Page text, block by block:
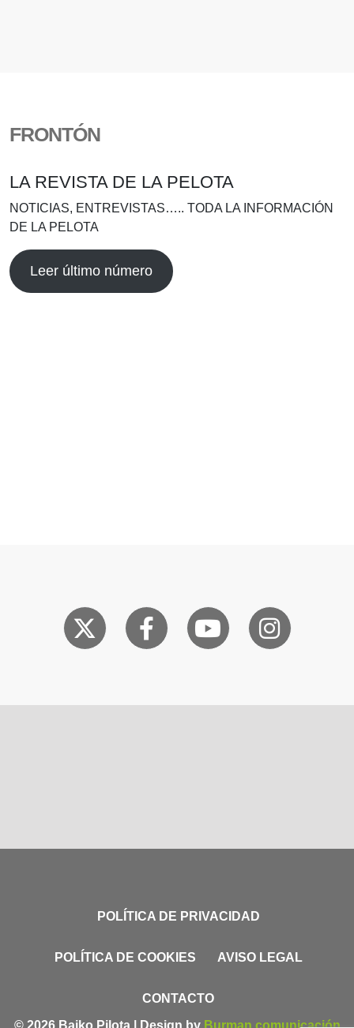
FRONTÓN
LA REVISTA DE LA PELOTA
NOTICIAS, ENTREVISTAS….. TODA LA INFORMACIÓN
DE LA PELOTA
Leer último número
POLÍTICA DE PRIVACIDAD
POLÍTICA DE COOKIES AVISO LEGAL
CONTACTO
© 2026 Baiko Pilota | Design by Burman comunicación